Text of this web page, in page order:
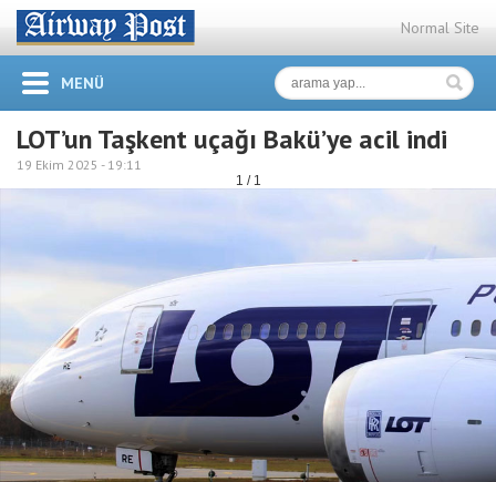
Normal Site
MENÜ
LOT’un Taşkent uçağı Bakü’ye acil indi
19 Ekim 2025 - 19:11
1 / 1